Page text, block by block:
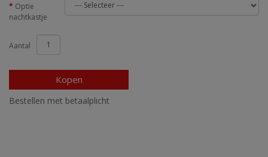
Optie
nachtkastje
Aantal
Kopen
Bestellen met betaalplicht